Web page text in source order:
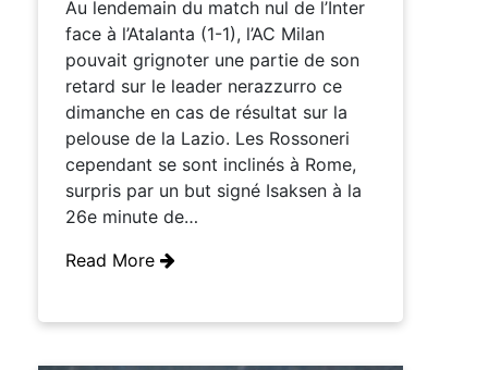
Au lendemain du match nul de l’Inter
face à l’Atalanta (1-1), l’AC Milan
pouvait grignoter une partie de son
retard sur le leader nerazzurro ce
dimanche en cas de résultat sur la
pelouse de la Lazio. Les Rossoneri
cependant se sont inclinés à Rome,
surpris par un but signé Isaksen à la
26e minute de…
Read More